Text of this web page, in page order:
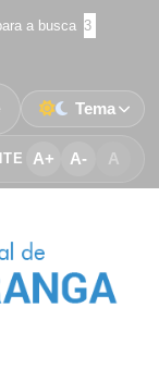
a busca 3
A+ A- A
Tema